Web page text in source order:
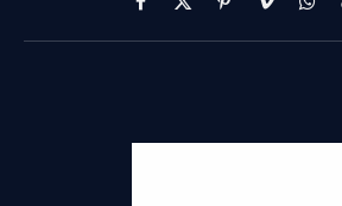
Facebook
X
(Twitter)
PinterestVimeo